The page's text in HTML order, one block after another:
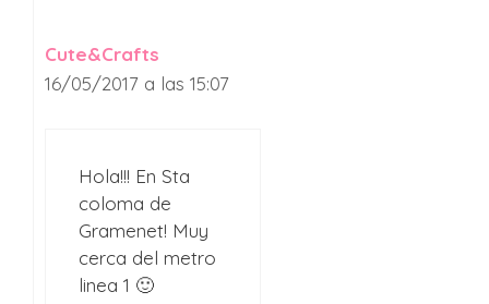
Cute&Crafts
16/05/2017 a las 15:07
Hola!!! En Sta
coloma de
Gramenet! Muy
cerca del metro
linea 1 🙂